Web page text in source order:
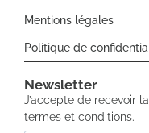
Mentions légales
Politique de
Newsletter​
J’accepte de recevoir
termes et conditions.